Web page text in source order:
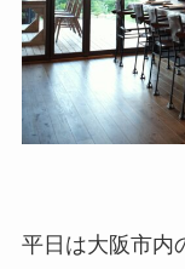
平日は大阪市内